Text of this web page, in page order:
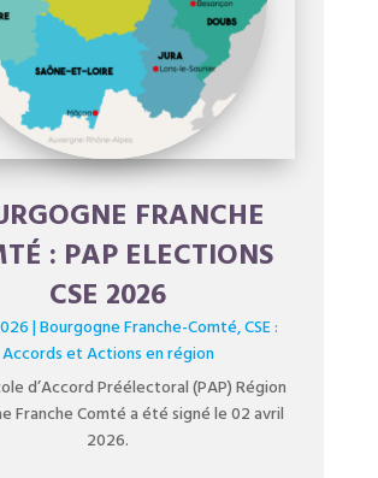
FRANCHE
: PAP ELECTIONS
CSE 2026
|Bourgogne Franche-Comté,CSE :
Accords et Actions en région
d’Accord Préélectoral (PAP) Région
Franche Comté a été signé le 02 avril
2026.